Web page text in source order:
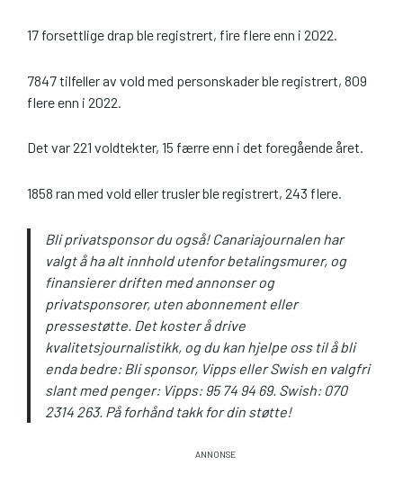
17 forsettlige drap ble registrert, fire flere enn i 2022.
7847 tilfeller av vold med personskader ble registrert, 809
flere enn i 2022.
Det var 221 voldtekter, 15 færre enn i det foregående året.
1858 ran med vold eller trusler ble registrert, 243 flere.
Bli privatsponsor du også! Canariajournalen har
valgt å ha alt innhold utenfor betalingsmurer, og
finansierer driften med annonser og
privatsponsorer, uten abonnement eller
pressestøtte. Det koster å drive
kvalitetsjournalistikk, og du kan hjelpe oss til å bli
enda bedre: Bli sponsor, Vipps eller Swish en valgfri
slant med penger: Vipps: 95 74 94 69. Swish: 070
2314 263. På forhånd takk for din støtte!